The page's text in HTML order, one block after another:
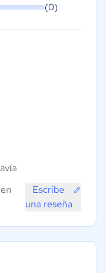
(0)
Escribe
una reseña